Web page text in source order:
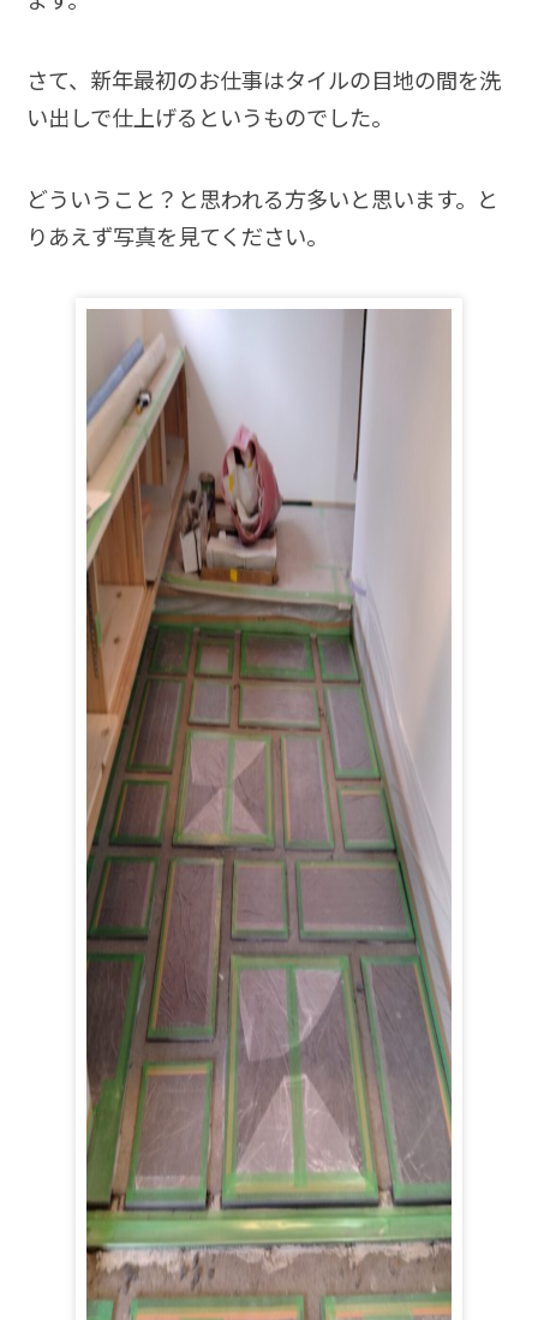
さて、新年最初のお仕事はタイルの目地の間を洗
い出しで仕上げるというものでした。
どういうこと？と思われる方多いと思います。と
りあえず写真を見てください。